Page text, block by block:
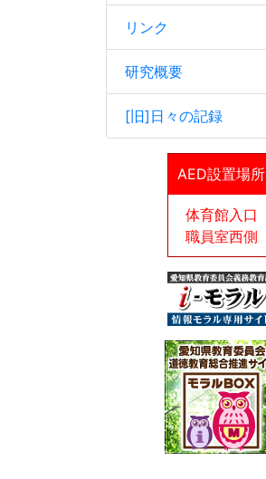
リンク
研究概要
[旧]日々の記録
AED設置場所
体育館入口
職員室西側